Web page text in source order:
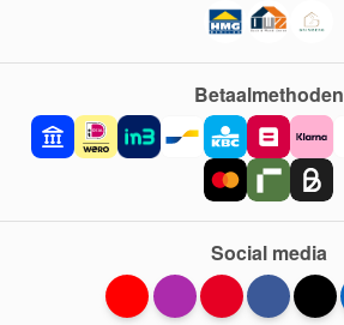
Betaalmethoden
Social media